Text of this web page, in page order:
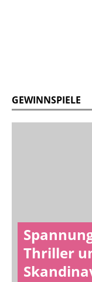
GEWINNSPIELE
Thriller